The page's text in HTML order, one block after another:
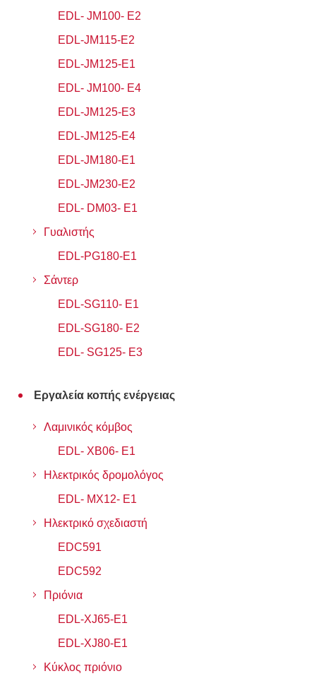
EDL- JM100- E2
EDL-JM115-E2
EDL-JM125-E1
EDL- JM100- E4
EDL-JM125-E3
EDL-JM125-E4
EDL-JM180-E1
EDL-JM230-E2
EDL- DΜ03- E1
Γυαλιστής
EDL-PG180-E1
Σάντερ
EDL-SG110- Ε1
EDL-SG180- E2
EDL- SG125- E3
Εργαλεία κοπής ενέργειας
Λαμινικός κόμβος
EDL- XB06- Ε1
Ηλεκτρικός δρομολόγος
EDL- MX12- Ε1
Ηλεκτρικό σχεδιαστή
EDC591
EDC592
Πριόνια
EDL-XJ65-Ε1
EDL-XJ80-E1
Κύκλος πριόνιο